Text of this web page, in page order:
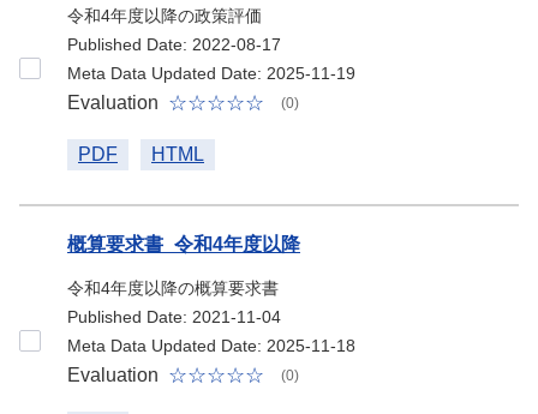
令和4年度以降の政策評価
Published Date: 2022-08-17
Meta Data Updated Date: 2025-11-19
Evaluation (0)
PDF HTML
概算要求書_令和4年度以降
令和4年度以降の概算要求書
Published Date: 2021-11-04
Meta Data Updated Date: 2025-11-18
Evaluation (0)